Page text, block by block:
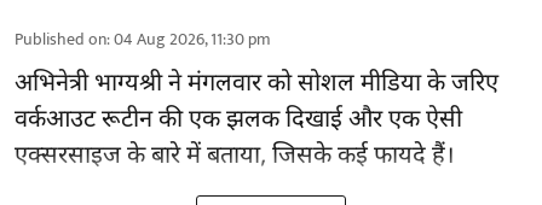
Published on:04 Aug 2026, 11:30 pm
अभिनेत्री भाग्यश्री ने मंगलवार को सोशल मीडिया के जरिए
वर्कआउट रूटीन की एक झलक दिखाई और एक ऐसी
एक्सरसाइज के बारे में बताया, जिसके कई फायदे हैं।